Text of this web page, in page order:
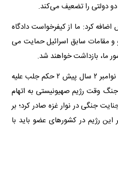
دو دولتی را تضعیف می‌کند.
کرد: ما از کیفرخواست دادگاه
و مقامات سابق اسرائیل حمایت می‌
ما، بازداشت خواهند شد.
دادگاه کیفری بین‌ المللی در ۲۱ نوامبر ۲ سال پیش ۲ حکم جلب علیه
جنگ وقت رژیم صهیونیستی به اتهام
جنگی در نوار غزه صادر کرد؛ بر
رژیم در کشورهای عضو باید با